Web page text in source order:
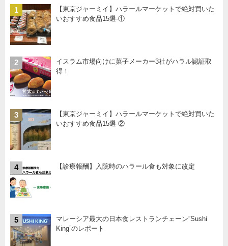
1
【東京ジャーミイ】ハラールマーケットで絶対買いた
いおすすめ食品15選-①
2
イスラム市場向けに菓子メーカー3社がハラル認証取
得！
3
【東京ジャーミイ】ハラールマーケットで絶対買いた
いおすすめ食品15選-②
4 【診療報酬】入院時のハラール食も対象に改定
5
マレーシア最大の日本食レストランチェーン”Sushi
King”のレポート